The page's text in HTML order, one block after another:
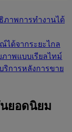
ภาพการทำงานได้
ได้จากระยะไกล
าพแบบเรียลไทม์
ริการหลังการขาย
ยอดนิยม